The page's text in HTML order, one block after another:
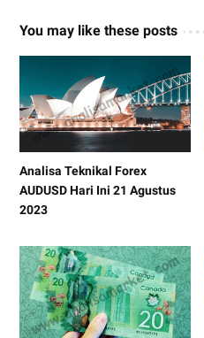
You may like these posts
Analisa Teknikal Forex
AUDUSD Hari Ini 21 Agustus
2023